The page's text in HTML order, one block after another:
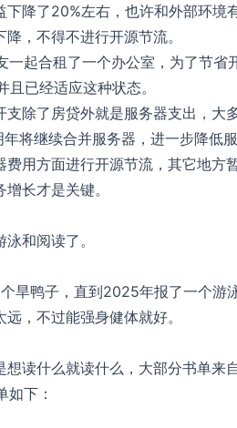
降了20%左右，也许和外部环境
，不得不进行开源节流。
起合租了一个办公室，为了节
已经适应这种状态。
除了房贷外就是服务器支出，大
将继续合并服务器，进一步降低服
费用方面进行开源节流，其它地
长才是关键。
和阅读了。
旱鸭子，直到2025年报了一个游
，不过能强身健体就好。
想读什么就读什么，大部分书单
下：